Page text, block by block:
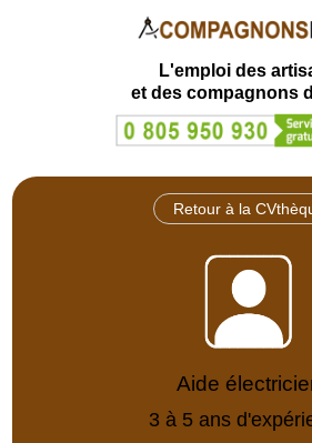
L'emploi des
et des compagnons
Retour à la
Aide
3 à 5 ans